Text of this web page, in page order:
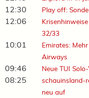
12:30 Play off:
12:06
32/33
10:01
Emirates:
Airways
09:46 Neue TUI
08:25
schauinsland-
neu auf